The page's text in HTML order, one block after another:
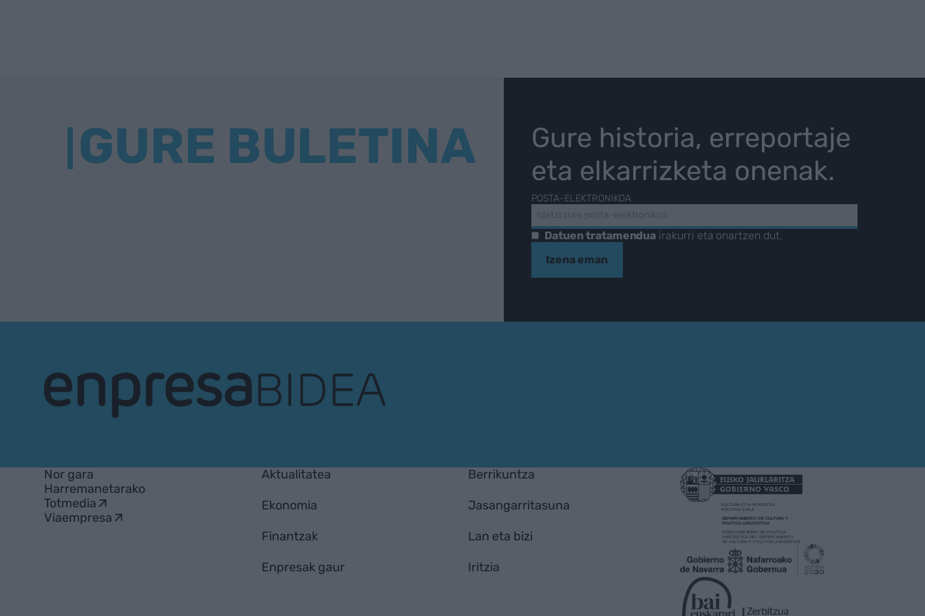
GURE BULETINA
Gure historia, erreportaje
eta elkarrizketa onenak.
POSTA-ELEKTRONIKOA
Datuen tratamendua irakurri eta onartzen dut.
Izena eman
Nor gara
Harremanetarako
Totmedia
Viaempresa
Aktualitatea
Ekonomia
Finantzak
Enpresak gaur
Berrikuntza
Jasangarritasuna
Lan eta bizi
Iritzia